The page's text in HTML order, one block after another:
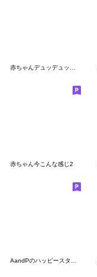
赤ちゃん今こんな感じ2
AandPのハッピースタンプ④